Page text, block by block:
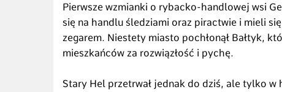
Pierwsze wzmianki o rybacko-handlowej wsi
się na handlu śledziami oraz piractwie i mieli
zegarem. Niestety miasto pochłonął Bałtyk,
mieszkańców za rozwiązłość i pychę.
Stary Hel przetrwał jednak do dziś, ale tylko